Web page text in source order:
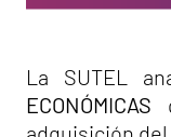
La SUTEL
ECONÓMICAS